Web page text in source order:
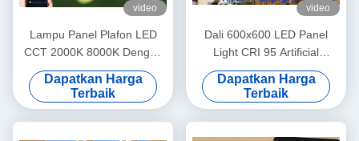
video
Lampu Panel Plafon LED
CCT 2000K 8000K Dengan
Kontrol Tuya CRI 95
Dapatkan Harga
Terbaik
video
Dali 600x600 LED Panel
Light CRI 95 Artificial
Sunlight Tuya Control
Dapatkan Harga
Terbaik